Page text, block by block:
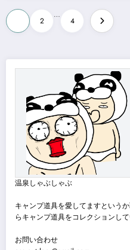
投
稿
の
2
…
4
温泉しゃぶしゃぶ
キャンプ道具を愛してますという
らキャンプ道具をコレクションして
お問い合わせ